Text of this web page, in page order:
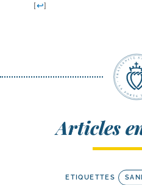
[↩]
Articles
ETIQUETTES